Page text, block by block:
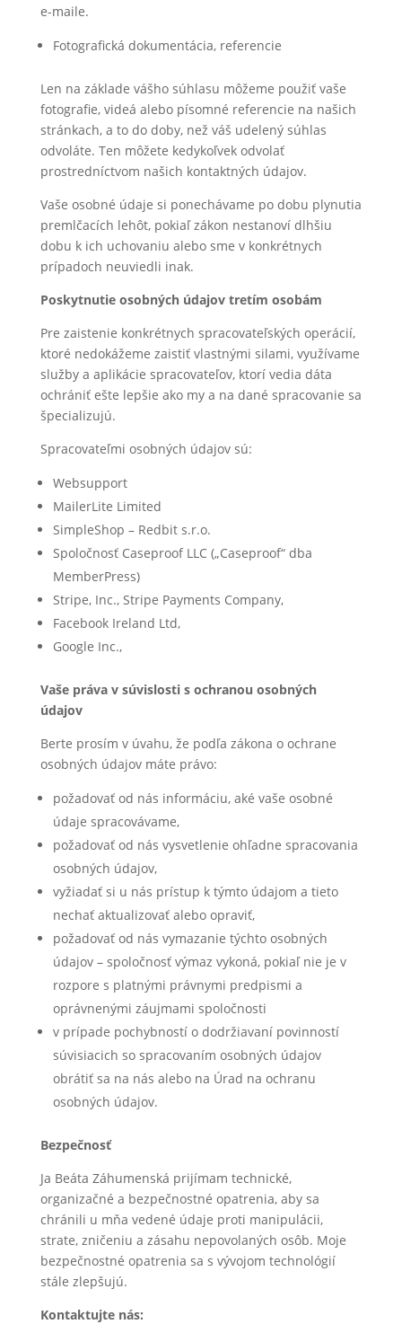
e-maile.
Fotografická dokumentácia, referencie
Len na základe vášho súhlasu môžeme použiť vaše
fotografie, videá alebo písomné referencie na našich
stránkach, a to do doby, než váš udelený súhlas
odvoláte. Ten môžete kedykoľvek odvolať
prostredníctvom našich kontaktných údajov.
Vaše osobné údaje si ponechávame po dobu plynutia
premlčacích lehôt, pokiaľ zákon nestanoví dlhšiu
dobu k ich uchovaniu alebo sme v konkrétnych
prípadoch neuviedli inak.
Poskytnutie osobných údajov tretím osobám
Pre zaistenie konkrétnych spracovateľských operácií,
ktoré nedokážeme zaistiť vlastnými silami, využívame
služby a aplikácie spracovateľov, ktorí vedia dáta
ochrániť ešte lepšie ako my a na dané spracovanie sa
špecializujú.
Spracovateľmi osobných údajov sú:
Websupport
MailerLite Limited
SimpleShop – Redbit s.r.o.
Spoločnosť Caseproof LLC („Caseproof“ dba
MemberPress)
Stripe, Inc., Stripe Payments Company,
Facebook Ireland Ltd,
Google Inc.,
Vaše práva v súvislosti s ochranou osobných
údajov
Berte prosím v úvahu, že podľa zákona o ochrane
osobných údajov máte právo:
požadovať od nás informáciu, aké vaše osobné
údaje spracovávame,
požadovať od nás vysvetlenie ohľadne spracovania
osobných údajov,
vyžiadať si u nás prístup k týmto údajom a tieto
nechať aktualizovať alebo opraviť,
požadovať od nás vymazanie týchto osobných
údajov – spoločnosť výmaz vykoná, pokiaľ nie je v
rozpore s platnými právnymi predpismi a
oprávnenými záujmami spoločnosti
v prípade pochybností o dodržiavaní povinností
súvisiacich so spracovaním osobných údajov
obrátiť sa na nás alebo na Úrad na ochranu
osobných údajov.
Bezpečnosť
Ja Beáta Záhumenská prijímam technické,
organizačné a bezpečnostné opatrenia, aby sa
chránili u mňa vedené údaje proti manipulácii,
strate, zničeniu a zásahu nepovolaných osôb. Moje
bezpečnostné opatrenia sa s vývojom technológií
stále zlepšujú.
Kontaktujte nás: